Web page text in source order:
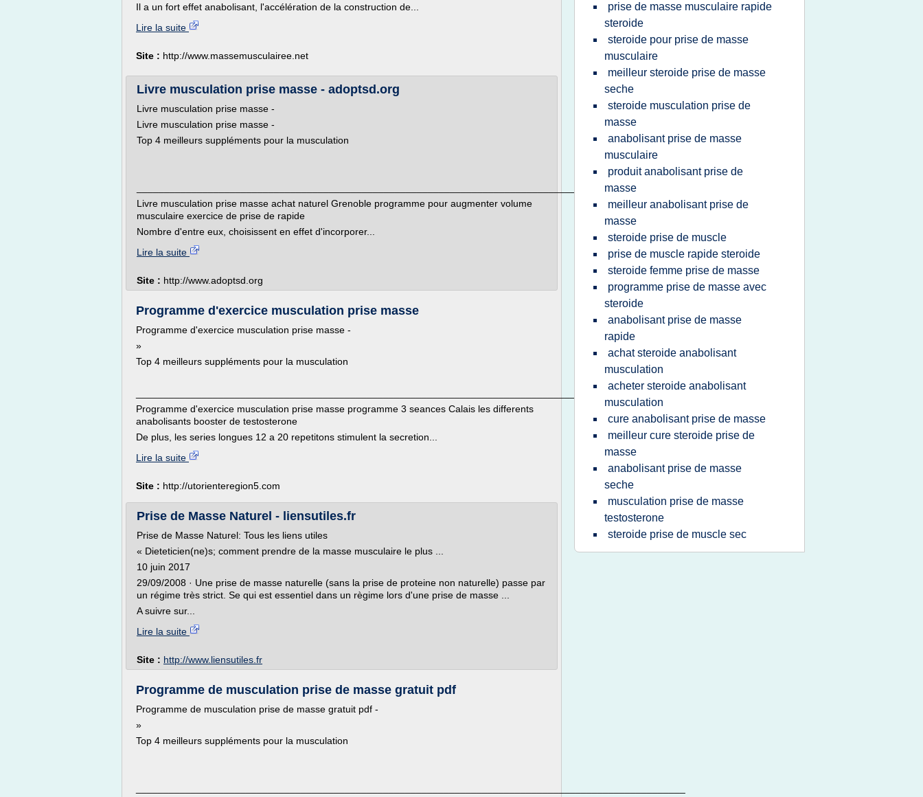
Il a un fort effet anabolisant, l'accélération de la construction de...
Lire la suite
Site : http://www.massemusculairee.net
Livre musculation prise masse - adoptsd.org
Livre musculation prise masse -
Livre musculation prise masse -
Top 4 meilleurs suppléments pour la musculation
____________________________________________________________________________________________________
Livre musculation prise masse achat naturel Grenoble programme pour augmenter volume
musculaire exercice de prise de rapide
Nombre d'entre eux, choisissent en effet d'incorporer...
Lire la suite
Site : http://www.adoptsd.org
Programme d'exercice musculation prise masse
Programme d'exercice musculation prise masse -
»
Top 4 meilleurs suppléments pour la musculation
____________________________________________________________________________________________________
Programme d'exercice musculation prise masse programme 3 seances Calais les differents
anabolisants booster de testosterone
De plus, les series longues 12 a 20 repetitons stimulent la secretion...
Lire la suite
Site : http://utorienteregion5.com
Prise de Masse Naturel - liensutiles.fr
Prise de Masse Naturel: Tous les liens utiles
« Dieteticien(ne)s; comment prendre de la masse musculaire le plus ...
10 juin 2017
29/09/2008 · Une prise de masse naturelle (sans la prise de proteine non naturelle) passe par
un régime très strict. Se qui est essentiel dans un règime lors d'une prise de masse ...
A suivre sur...
Lire la suite
Site : http://www.liensutiles.fr
Programme de musculation prise de masse gratuit pdf
Programme de musculation prise de masse gratuit pdf -
»
Top 4 meilleurs suppléments pour la musculation
prise de masse musculaire rapide
steroide
steroide pour prise de masse
musculaire
meilleur steroide prise de masse
seche
steroide musculation prise de
masse
anabolisant prise de masse
musculaire
produit anabolisant prise de
masse
meilleur anabolisant prise de
masse
steroide prise de muscle
prise de muscle rapide steroide
steroide femme prise de masse
programme prise de masse avec
steroide
anabolisant prise de masse
rapide
achat steroide anabolisant
musculation
acheter steroide anabolisant
musculation
cure anabolisant prise de masse
meilleur cure steroide prise de
masse
anabolisant prise de masse
seche
musculation prise de masse
testosterone
steroide prise de muscle sec